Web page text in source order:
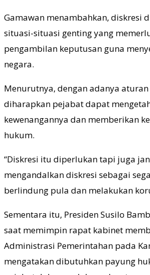
Gamawan menambahkan, diskresi
situasi-situasi genting yang
pengambilan keputusan guna
negara.
Menurutnya, dengan adanya
diharapkan pejabat dapat
kewenangannya dan memberikan
hukum.
“Diskresi itu diperlukan tapi juga
mengandalkan diskresi sebagai
berlindung pula dan melakukan
Sementara itu, Presiden Susilo
saat memimpin rapat kabinet
Administrasi Pemerintahan pada
mengatakan dibutuhkan payung